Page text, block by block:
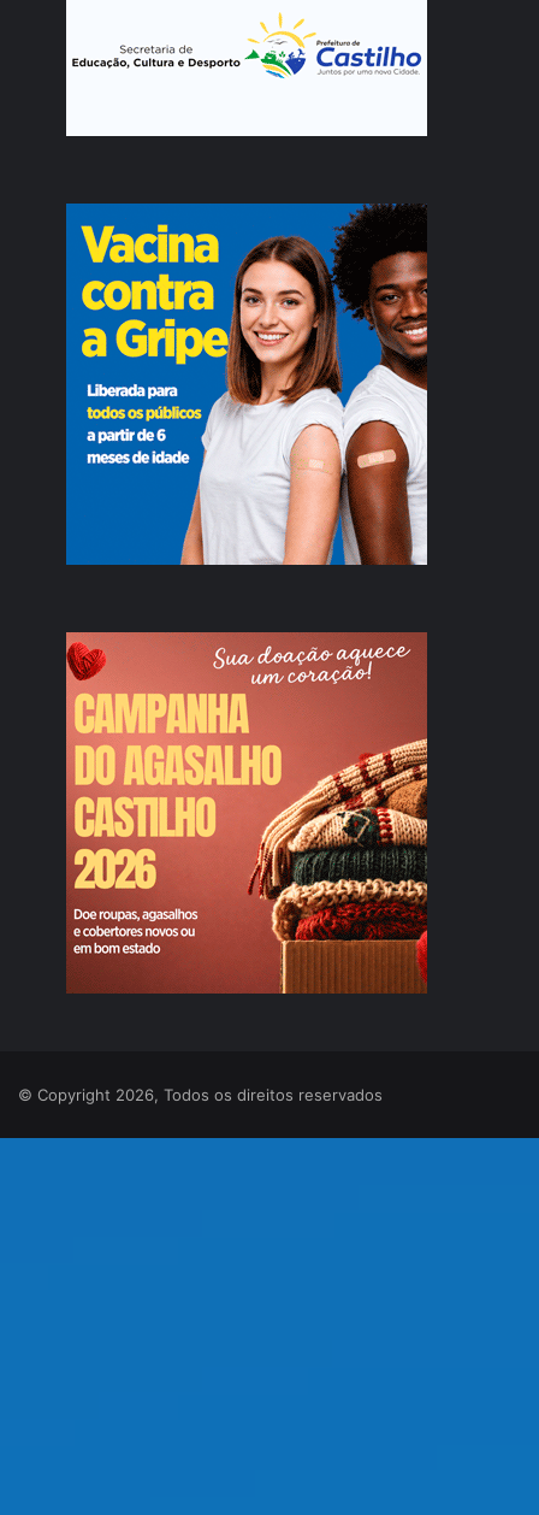
© Copyright 2026, Todos os direitos reservados